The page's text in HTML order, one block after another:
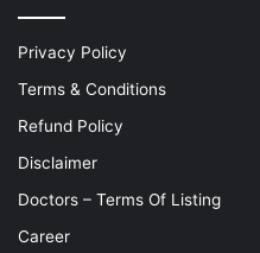
Privacy Policy
Terms & Conditions
Refund Policy
Disclaimer
Doctors – Terms Of Listing
Career